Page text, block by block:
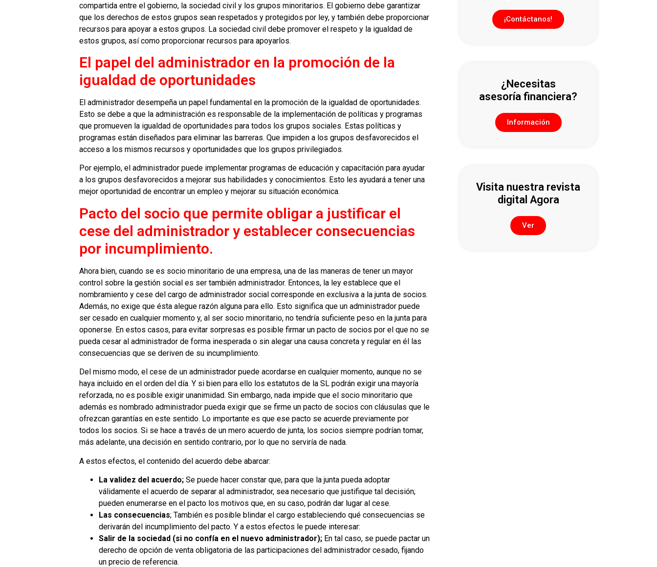
compartida entre el gobierno, la sociedad civil y los grupos minoritarios. El gobierno debe garantizar
que los derechos de estos grupos sean respetados y protegidos por ley, y también debe proporcionar
recursos para apoyar a estos grupos. La sociedad civil debe promover el respeto y la igualdad de
estos grupos, así como proporcionar recursos para apoyarlos.
El papel del administrador en la promoción de la
igualdad de oportunidades
El administrador desempeña un papel fundamental en la promoción de la igualdad de oportunidades.
Esto se debe a que la administración es responsable de la implementación de políticas y programas
que promueven la igualdad de oportunidades para todos los grupos sociales. Estas políticas y
programas están diseñados para eliminar las barreras. Que impiden a los grupos desfavorecidos el
acceso a los mismos recursos y oportunidades que los grupos privilegiados.
Por ejemplo, el administrador puede implementar programas de educación y capacitación para ayudar
a los grupos desfavorecidos a mejorar sus habilidades y conocimientos. Esto les ayudará a tener una
mejor oportunidad de encontrar un empleo y mejorar su situación económica.
Pacto del socio que permite obligar a justificar el
cese del administrador y establecer consecuencias
por incumplimiento.
Ahora bien, cuando se es socio minoritario de una empresa, una de las maneras de tener un mayor
control sobre la gestión social es ser también administrador. Entonces, la ley establece que el
nombramiento y cese del cargo de administrador social corresponde en exclusiva a la junta de socios.
Además, no exige que ésta alegue razón alguna para ello. Esto significa que un administrador puede
ser cesado en cualquier momento y, al ser socio minoritario, no tendría suficiente peso en la junta para
oponerse. En estos casos, para evitar sorpresas es posible firmar un pacto de socios por el que no se
pueda cesar al administrador de forma inesperada o sin alegar una causa concreta y regular en él las
consecuencias que se deriven de su incumplimiento.
Del mismo modo, el cese de un administrador puede acordarse en cualquier momento, aunque no se
haya incluido en el orden del día. Y si bien para ello los estatutos de la SL podrán exigir una mayoría
reforzada, no es posible exigir unanimidad. Sin embargo, nada impide que el socio minoritario que
además es nombrado administrador pueda exigir que se firme un pacto de socios con cláusulas que le
ofrezcan garantías en este sentido. Lo importante es que ese pacto se acuerde previamente por
todos los socios. Si se hace a través de un mero acuerdo de junta, los socios siempre podrían tomar,
más adelante, una decisión en sentido contrario, por lo que no serviría de nada.
A estos efectos, el contenido del acuerdo debe abarcar:
La validez del acuerdo; Se puede hacer constar que, para que la junta pueda adoptar
válidamente el acuerdo de separar al administrador, sea necesario que justifique tal decisión;
pueden enumerarse en el pacto los motivos que, en su caso, podrán dar lugar al cese.
Las consecuencias; También es posible blindar el cargo estableciendo qué consecuencias se
derivarán del incumplimiento del pacto. Y a estos efectos le puede interesar:
Salir de la sociedad (si no confía en el nuevo administrador); En tal caso, se puede pactar un
derecho de opción de venta obligatoria de las participaciones del administrador cesado, fijando
un precio de referencia.
¡Contáctanos!
¿Necesitas
asesoría financiera?
Información
Visita nuestra revista
digital Agora
Ver